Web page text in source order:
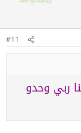
#11
ربي وحدو